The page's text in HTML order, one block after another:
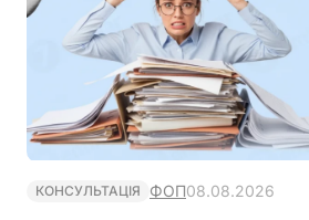
КОНСУЛЬТАЦІЯ ФОП08.08.2026